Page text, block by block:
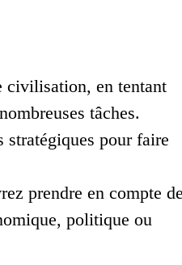
civilisation, en tentant
tâches.
stratégiques pour faire
prendre en compte
politique ou